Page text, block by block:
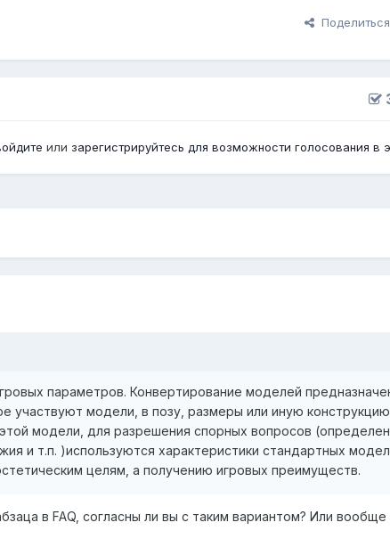
Поделиться
или зарегистрируйтесь для возможности голосования в
параметров. Конвертирование моделей
участвуют модели, в позу, размеры или иную
модели, для разрешения спорных вопросов
и т.п. )используются характеристики стандартных
целям, а получению игровых преимуществ.
в FAQ, согласны ли вы с таким вариантом? Или вообще